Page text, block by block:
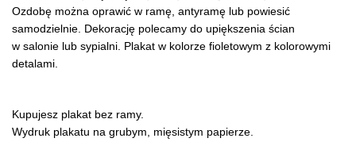
Ozdobę można oprawić w ramę, antyramę lub powiesić
samodzielnie. Dekorację polecamy do upiększenia ścian
w salonie lub sypialni. Plakat w kolorze fioletowym z kolorowymi
detalami.
Kupujesz plakat bez ramy.
Wydruk plakatu na grubym, mięsistym papierze.